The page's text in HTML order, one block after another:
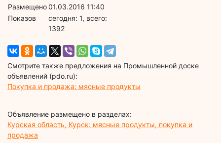
Размещено01.03.2016 11:40
Показов
cегодня: 1, всего:
1392
Смотрите также предложения на Промышленной доске
объявлений (pdo.ru):
Покупка и продажа: мясные продукты
Объявление размещено в разделах:
Курская область, Курск: мясные продукты, покупка и
продажа